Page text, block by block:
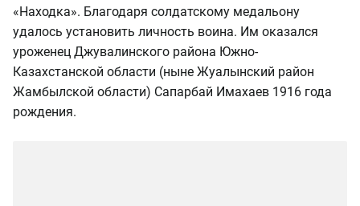
«Находка». Благодаря солдатскому медальону
удалось установить личность воина. Им оказался
уроженец Джувалинского района Южно-
Казахстанской области (ныне Жуалынский район
Жамбылской области) Сапарбай Имахаев 1916 года
рождения.